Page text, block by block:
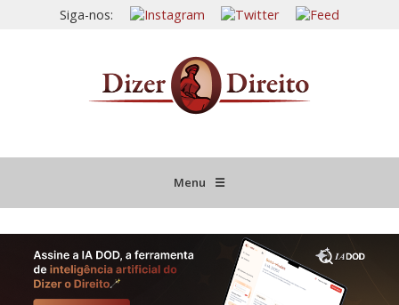
Siga-nos:
Menu ☰
JURISPRUDÊNCIA COMENTADA